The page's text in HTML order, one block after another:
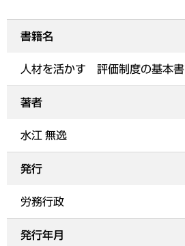
書籍名
人材を活かす 評価制度の基本書
著者
水江 無逸
発行
労務行政
発行年月